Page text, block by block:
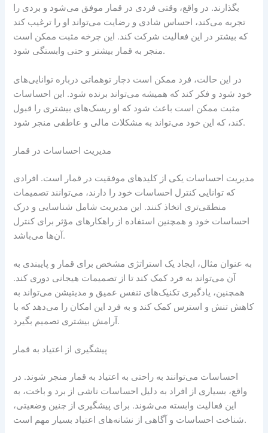
بگذارند. در واقع، وقتی فردی در قمار موفق می‌شود و بردی را
تجربه می‌کند، احساس شادی و رضایت می‌تواند او را ترغیب کند
که بیشتر در این فعالیت شرکت کند. این چرخه مثبت ممکن است
منجر به قمار بیشتر و حتی وابستگی شود.
در این حالت، فرد ممکن است دچار توهماتی درباره توانایی‌های
خود شود و فکر کند که همیشه می‌تواند برنده شود. این احساسات
مثبت ممکن است باعث شود که او ریسک‌های بیشتری را قبول
کند، که این خود می‌تواند به مشکلات مالی و عاطفی منجر شود.
مدیریت احساسات در قمار
مدیریت احساسات یکی از کلیدهای موفقیت در قمار است. افرادی
که توانایی کنترل احساسات خود را دارند، می‌توانند تصمیمات
منطقی‌تری اتخاذ کنند. این مدیریت شامل شناسایی و درک
احساسات خود و همچنین استفاده از راهکارهای مؤثر برای کنترل
آن‌ها می‌باشد.
به عنوان مثال، ایجاد یک استراتژی مشخص برای قمار و پایبندی به
آن می‌تواند به فرد کمک کند تا از تصمیمات هیجانی دوری کند.
همچنین، یادگیری تکنیک‌های تنفس عمیق و مدیتیشن می‌تواند به
کاهش تنش و استرس کمک کند و به فرد این امکان را می‌دهد که با
آرامش بیشتری تصمیم بگیرد.
پیشگیری از اعتیاد به قمار
احساسات می‌توانند به راحتی به اعتیاد به قمار منجر شوند. در
واقع، بسیاری از افراد به دلیل احساسات ناشی از برد و باخت، به
این فعالیت وابسته می‌شوند. برای پیشگیری از چنین وضعیتی،
شناخت احساسات و آگاهی از نشانه‌های اعتیاد بسیار مهم است.